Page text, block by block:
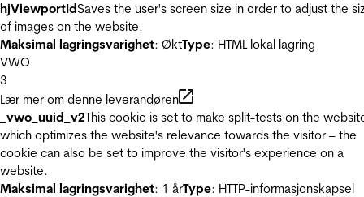
hjViewportIdSaves the user's screen size in order to adjust the
of images on the website.
Maksimal lagringsvarighet: ØktType: HTML lokal lagring
VWO
3
Lær mer om denne leverandøren
_vwo_uuid_v2This cookie is set to make split-tests on the
which optimizes the website's relevance towards the visitor – the
cookie can also be set to improve the visitor's experience on a
website.
Maksimal lagringsvarighet: 1 årType: HTTP-informasjonskapsel